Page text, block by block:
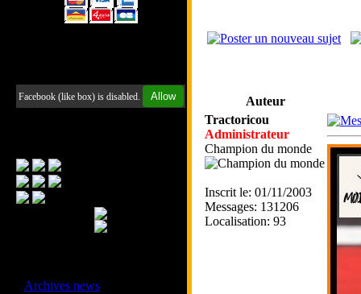
Facebook (like box) is disabled. Allow
Archives news
Auteur
Tractoricou
Administrateur
Champion du monde
Inscrit le: 01/11/2003
Messages: 131206
Localisation: 93